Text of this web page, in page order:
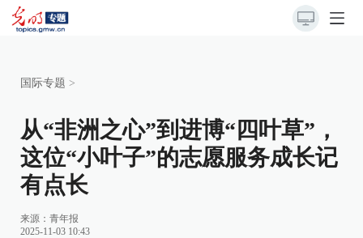
国际专题 >
从“非洲之心”到进博“四叶草”，
这位“小叶子”的志愿服务成长记
有点长
来源： 青年报
2025-11-03 10:43